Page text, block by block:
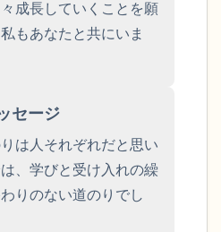
成長していくことを願
もあなたと共にいま
セージ
は人それぞれだと思い
、学びと受け入れの繰
りのない道のりでし
前にあるもので触れ
1つ。